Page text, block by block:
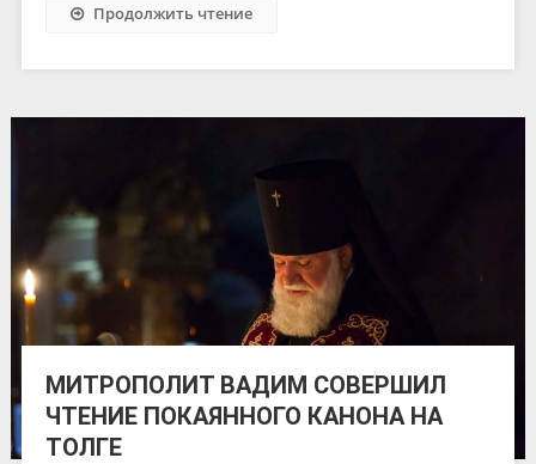
Продолжить чтение
МИТРОПОЛИТ ВАДИМ СОВЕРШИЛ
ЧТЕНИЕ ПОКАЯННОГО КАНОНА НА
ТОЛГЕ